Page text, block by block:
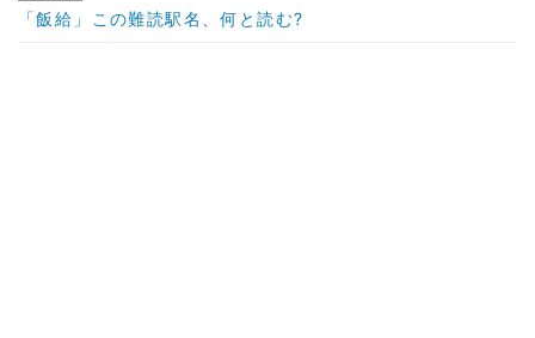
「飯給」この難読駅名、何と読む?